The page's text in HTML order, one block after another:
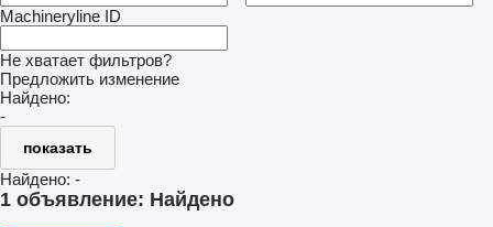
Machineryline ID
Не хватает фильтров?
Предложить изменение
Найдено:
-
показать
Найдено: -
1 объявление: Найдено